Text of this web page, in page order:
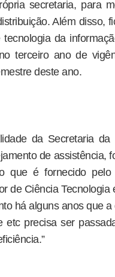
secretaria, para
Além disso,
tecnologia da
terceiro ano de
deste ano.
da Secretaria
de assistência,
que é fornecido pelo
de Ciência Tecnologia
há alguns anos que
etc precisa ser